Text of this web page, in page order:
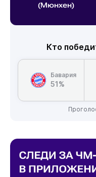
(Мюнхен)
Кто
Бавария
51%